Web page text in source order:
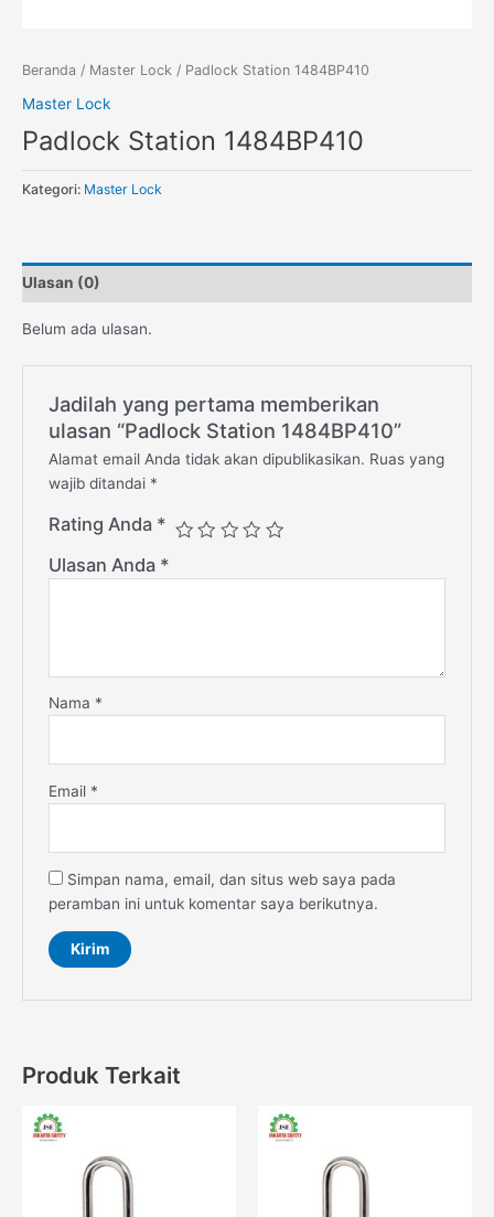
Beranda / Master Lock / Padlock Station 1484BP410
Master Lock
Padlock Station 1484BP410
Kategori: Master Lock
Ulasan (0)
Belum ada ulasan.
Jadilah yang pertama memberikan
ulasan “Padlock Station 1484BP410”
Alamat email Anda tidak akan dipublikasikan. Ruas yang
wajib ditandai *
Rating Anda *
Ulasan Anda *
Nama *
Email *
Simpan nama, email, dan situs web saya pada
peramban ini untuk komentar saya berikutnya.
Produk Terkait